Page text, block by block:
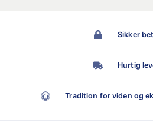
Sikker
Hurtig
Tradition for viden og